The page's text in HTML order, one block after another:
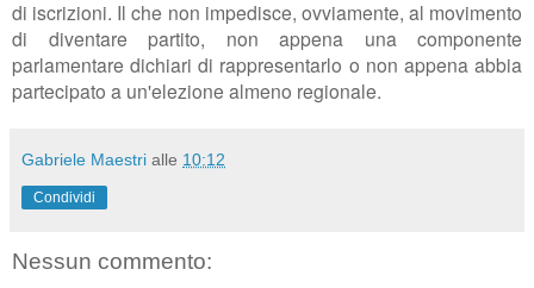
di iscrizioni. Il che non impedisce, ovviamente, al movimento
di diventare partito, non appena una componente
parlamentare dichiari di rappresentarlo o non appena abbia
partecipato a un'elezione almeno regionale.
Gabriele Maestri alle 10:12
Condividi
Nessun commento: